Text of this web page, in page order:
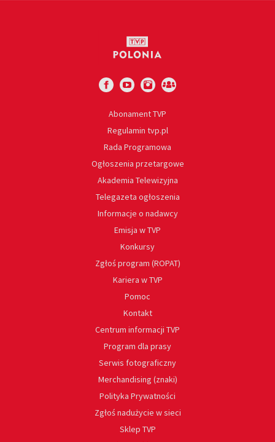
Abonament TVP
Regulamin tvp.pl
Rada Programowa
Ogłoszenia przetargowe
Akademia Telewizyjna
Telegazeta ogłoszenia
Informacje o nadawcy
Emisja w TVP
Konkursy
Zgłoś program (ROPAT)
Kariera w TVP
Pomoc
Kontakt
Centrum informacji TVP
Program dla prasy
Serwis fotograficzny
Merchandising (znaki)
Polityka Prywatności
Zgłoś nadużycie w sieci
Sklep TVP